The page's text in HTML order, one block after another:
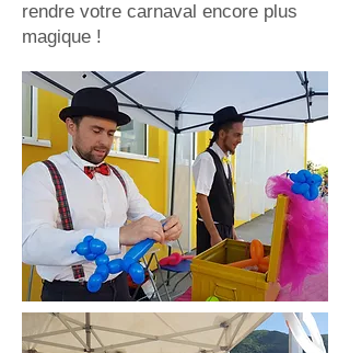
rendre votre carnaval encore plus
magique !